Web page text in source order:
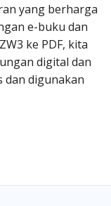
yang berharga
e-buku dan
ke PDF, kita
digital dan
dan digunakan